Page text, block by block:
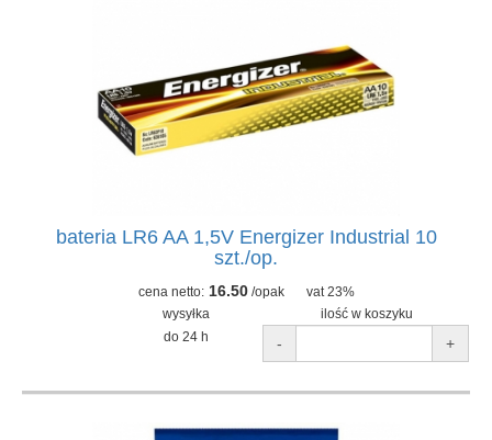
bateria LR6 AA 1,5V Energizer Industrial 10
szt./op.
cena netto: 16.50/opak
vat 23%
wysyłka
ilość w koszyku
do 24 h
- +